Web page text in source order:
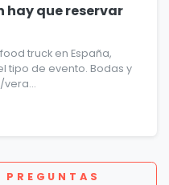
hay que reservar
truck en España,
tipo de evento. Bodas y